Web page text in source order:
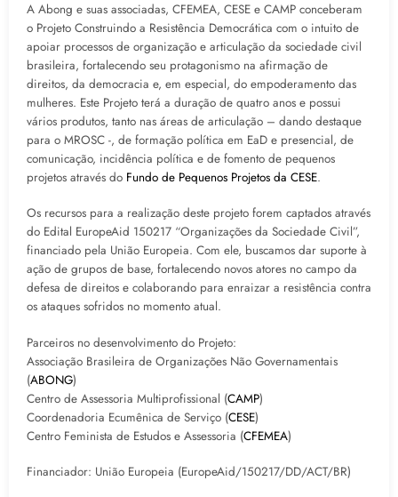
A Abong e suas associadas, CFEMEA, CESE e CAMP conceberam
o Projeto Construindo a Resistência Democrática com o intuito de
apoiar processos de organização e articulação da sociedade civil
brasileira, fortalecendo seu protagonismo na afirmação de
direitos, da democracia e, em especial, do empoderamento das
mulheres. Este Projeto terá a duração de quatro anos e possui
vários produtos, tanto nas áreas de articulação – dando destaque
para o MROSC -, de formação política em EaD e presencial, de
comunicação, incidência política e de fomento de pequenos
projetos através do Fundo de Pequenos Projetos da CESE.
Os recursos para a realização deste projeto forem captados através
do Edital EuropeAid 150217 “Organizações da Sociedade Civil”,
financiado pela União Europeia. Com ele, buscamos dar suporte à
ação de grupos de base, fortalecendo novos atores no campo da
defesa de direitos e colaborando para enraizar a resistência contra
os ataques sofridos no momento atual.
Parceiros no desenvolvimento do Projeto:
Associação Brasileira de Organizações Não Governamentais
(ABONG)
Centro de Assessoria Multiprofissional (CAMP)
Coordenadoria Ecumênica de Serviço (CESE)
Centro Feminista de Estudos e Assessoria (CFEMEA)
Financiador: União Europeia (EuropeAid/150217/DD/ACT/BR)